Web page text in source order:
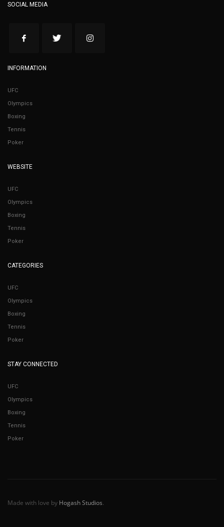
SOCIAL MEDIA
INFORMATION
UFC
Olympics
Boxing
Tennis
Poker
WEBSITE
UFC
Olympics
Boxing
Tennis
Poker
CATEGORIES
UFC
Olympics
Boxing
Tennis
Poker
STAY CONNECTED
UFC
Olympics
Boxing
Tennis
Poker
Made with love by Hogash Studios.